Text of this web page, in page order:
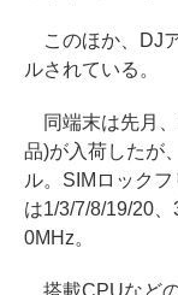
このほか、DJ
ルされている。
同端末は先月、
品)が入荷したが
ル。SIMロック
は1/3/7/8/19/20
0MHz。